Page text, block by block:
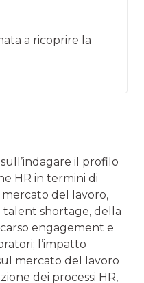
a ricoprire la
il profilo
HR in termini di
del lavoro,
shortage, della
engagement e
l’impatto
mercato del lavoro
dei processi HR,